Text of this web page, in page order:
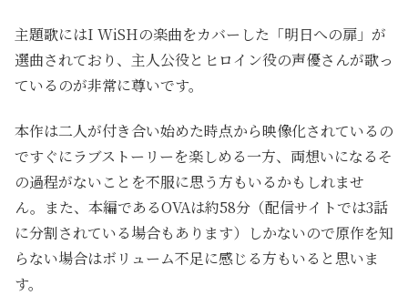
主題歌にはI WiSHの楽曲をカバーした「明日への扉」が
選曲されており、主人公役とヒロイン役の声優さんが歌っ
ているのが非常に尊いです。
本作は二人が付き合い始めた時点から映像化されているの
ですぐにラブストーリーを楽しめる一方、両想いになるそ
の過程がないことを不服に思う方もいるかもしれませ
ん。また、本編であるOVAは約58分（配信サイトでは3話
に分割されている場合もあります）しかないので原作を知
らない場合はボリューム不足に感じる方もいると思いま
す。